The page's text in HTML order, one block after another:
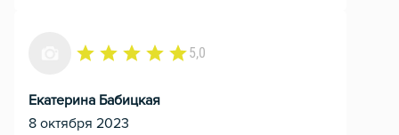
5,0
Екатерина Бабицкая
8 октября 2023